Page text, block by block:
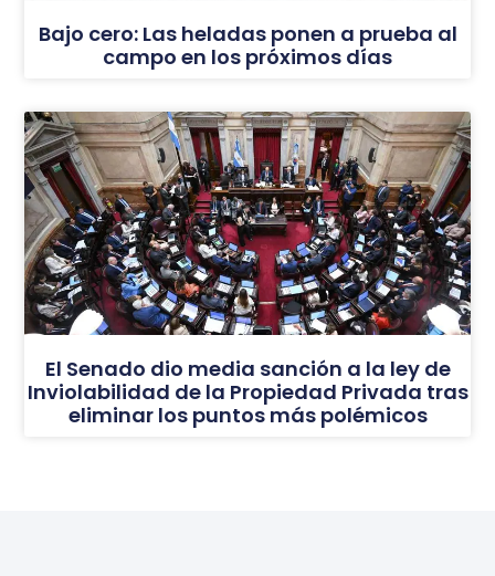
Bajo cero: Las heladas ponen a prueba al
campo en los próximos días
El Senado dio media sanción a la ley de
Inviolabilidad de la Propiedad Privada tras
eliminar los puntos más polémicos